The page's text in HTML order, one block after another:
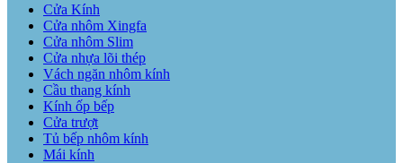
Cửa Kính
Cửa nhôm Xingfa
Cửa nhôm Slim
Cửa nhựa lõi thép
Vách ngăn nhôm kính
Cầu thang kính
Kính ốp bếp
Cửa trượt
Tủ bếp nhôm kính
Mái kính